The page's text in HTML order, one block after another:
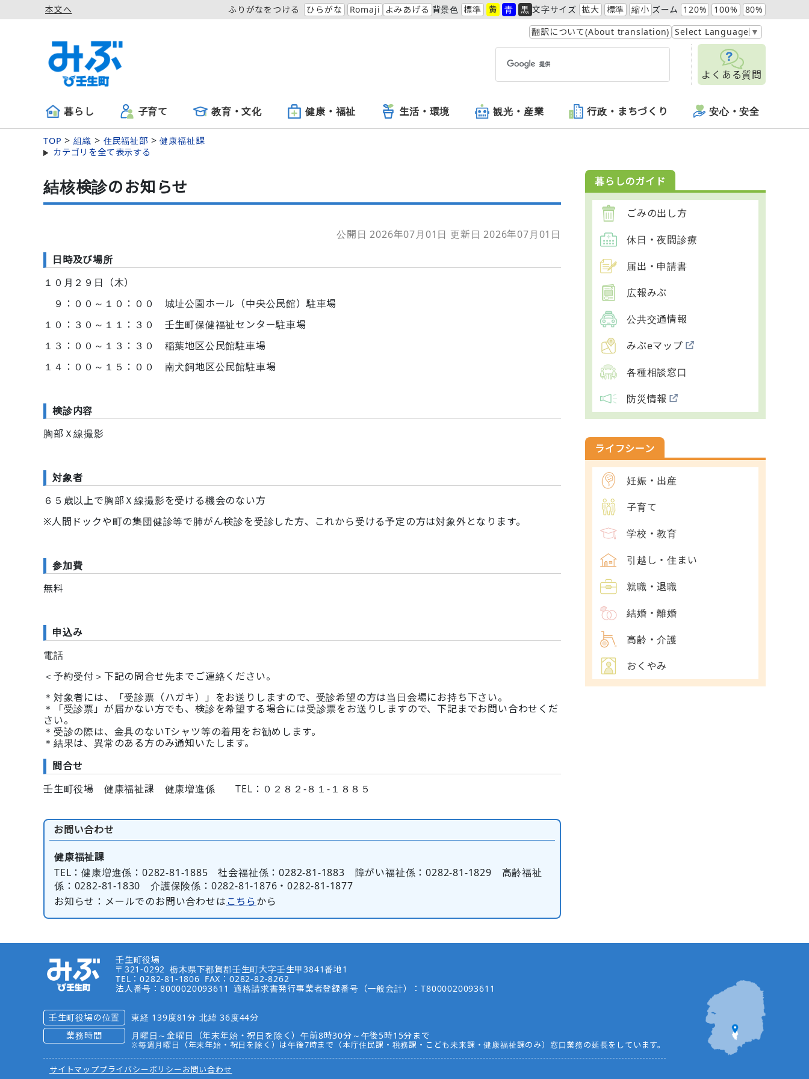
本文へ ふりがなをつける ひらがな Romaji よみあげる 背景色 標準 黄 青 黒 文字サイズ 拡大 標準 縮小 ズーム 120% 100%
80%
翻訳について(About translation) Select Language ▼
よくある質問
暮らし 子育て 教育・文化 健康・福祉 生活・環境 観光・産業 行政・まちづくり 安心・安全
TOP 組織 住民福祉部
健康福祉課
カテゴリを全て表示する
結核検診のお知らせ
公開日 2026年07月01日 更新日 2026年07月01日
日時及び場所
１０月２９日（木）
９：００～１０：００ 城址公園ホール（中央公民館）駐車場
１０：３０～１１：３０ 壬生町保健福祉センター駐車場
１３：００～１３：３０ 稲葉地区公民館駐車場
１４：００～１５：００ 南犬飼地区公民館駐車場
検診内容
胸部Ｘ線撮影
対象者
６５歳以上で胸部Ｘ線撮影を受ける機会のない方
※人間ドックや町の集団健診等で肺がん検診を受診した方、これから受ける予定の方は対象外となります。
参加費
無料
申込み
電話
＜予約受付＞下記の問合せ先までご連絡ください。
＊対象者には、「受診票（ハガキ）」をお送りしますので、受診希望の方は当日会場にお持ち下さい。
＊「受診票」が届かない方でも、検診を希望する場合には受診票をお送りしますので、下記までお問い合わせくだ
さい。
＊受診の際は、金具のないTシャツ等の着用をお勧めします。
＊結果は、異常のある方のみ通知いたします。
問合せ
壬生町役場 健康福祉課 健康増進係 TEL：０２８２-８１-１８８５
お問い合わせ
健康福祉課
TEL ：健康増進係：0282-81-1885 社会福祉係：0282-81-1883 障がい福祉係：0282-81-1829 高齢福祉
係：0282-81-1830 介護保険係：0282-81-1876・0282-81-1877
お知らせ ：メールでのお問い合わせはこちらから
暮らしのガイド
ごみの出し方
休日・夜間診療
届出・申請書
広報みぶ
公共交通情報
みぶeマップ
各種相談窓口
防災情報
ライフシーン
妊娠・出産
子育て
学校・教育
引越し・住まい
就職・退職
結婚・離婚
高齢・介護
おくやみ
壬生町役場
〒321-0292 栃木県下都賀郡壬生町大字壬生甲3841番地1
TEL：0282-81-1806 FAX：0282-82-8262
法人番号：8000020093611
適格請求書発行事業者登録番号（一般会計）：T8000020093611
壬生町役場の位置
東経 139度81分 北緯 36度44分
業務時間
月曜日～金曜日（年末年始・祝日を除く）午前8時30分～午後5時15分まで
※毎週月曜日（年末年始・祝日を除く）は午後7時まで（本庁住民課・税務課・こども未来課・健康福祉課のみ）窓口業務の延長をしています。
サイトマッププライバシーポリシーお問い合わせ